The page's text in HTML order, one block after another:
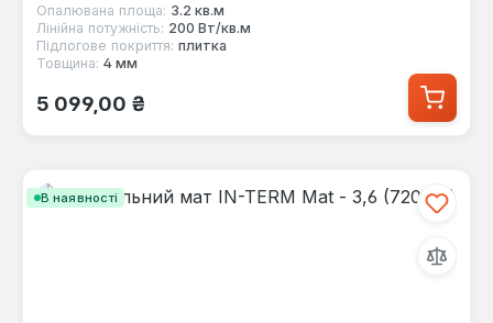
Опалювана площа: 3.2 кв.м
Лінійна потужність: 200 Вт/кв.м
Підлогове покриття: плитка
Товщина: 4 мм
Звичайна ціна:
5 099,00 ₴
В наявності